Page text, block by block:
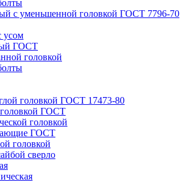
с уменьшенной головкой ГОСТ 7796-70
усом
ГОСТ
головкой
головкой ГОСТ 17473-80
ГОСТ
головкой
ГОСТ
головкой
сверло